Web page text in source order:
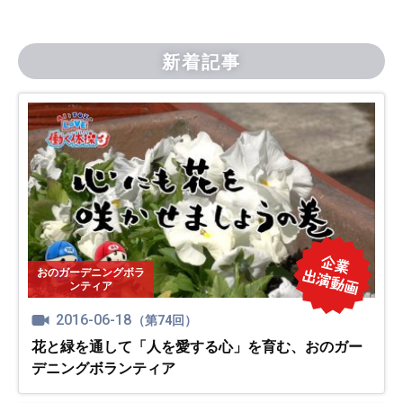
新着記事
おのガーデニングボラ
ンティア
2016-06-18 （第74回）
花と緑を通して「人を愛する心」を育む、おのガー
デニングボランティア